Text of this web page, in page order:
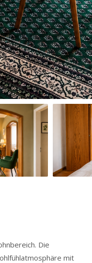
Die
mit